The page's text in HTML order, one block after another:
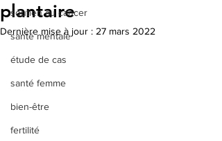
soutien au cancer
santé mentale
étude de cas
santé femme
bien-être
fertilité
plantaire
Dernière mise à jour : 27 mars 2022